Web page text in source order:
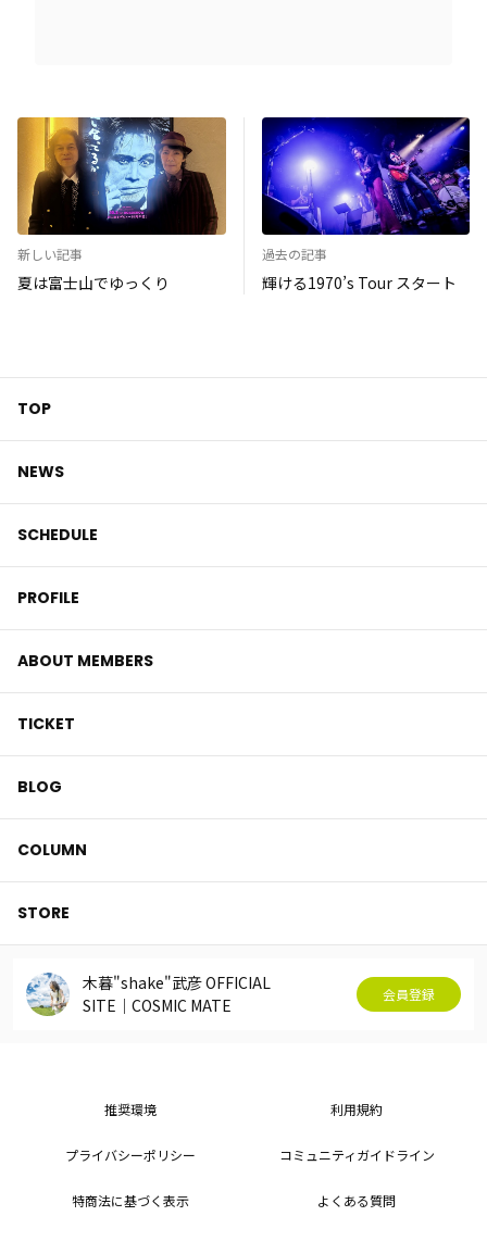
新しい記事
夏は富士山でゆっくり
過去の記事
輝ける1970’s Tour スタート
TOP
NEWS
SCHEDULE
PROFILE
ABOUT MEMBERS
TICKET
BLOG
COLUMN
STORE
木暮"shake"武彦 OFFICIAL
SITE│COSMIC MATE
会員登録
推奨環境 利用規約
プライバシーポリシー コミュニティガイドライン
特商法に基づく表示 よくある質問